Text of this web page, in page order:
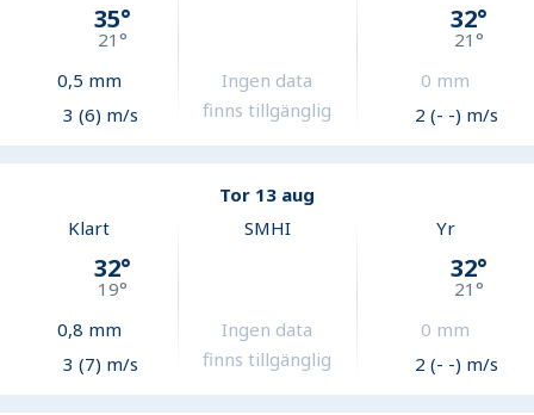
35°
21°
0,5 mm
3 (6) m/s
Ingen data
finns tillgänglig
32°
21°
0 mm
2 (- -) m/s
Tor 13 aug
Klart
32°
19°
0,8 mm
3 (7) m/s
SMHI
Ingen data
finns tillgänglig
Yr
32°
21°
0 mm
2 (- -) m/s